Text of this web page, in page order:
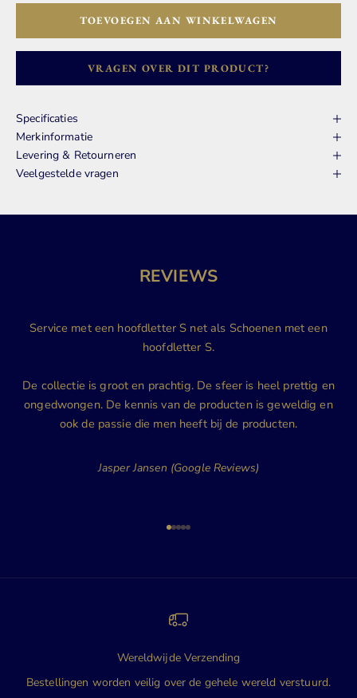
TOEVOEGEN AAN WINKELWAGEN
VRAGEN OVER DIT PRODUCT?
Specificaties
Merkinformatie
Levering & Retourneren
Veelgestelde vragen
REVIEWS
Service met een hoofdletter S net als Schoenen met een
hoofdletter S.
De collectie is groot en prachtig. De sfeer is heel prettig en
ongedwongen. De kennis van de producten is geweldig en
ook de passie die men heeft bij de producten.
Jasper Jansen (Google Reviews)
Naar artikel 1
Naar artikel 2
Naar artikel 3
Naar artikel 4
Naar artikel 5
Wereldwijde Verzending
Bestellingen worden veilig over de gehele wereld verstuurd.